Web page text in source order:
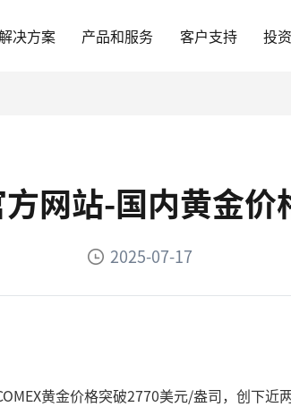
决方案 产品和服务 客户支持 投
网站-国内黄金价
2025-07-17
黄金价格突破2770美元/盎司，创下